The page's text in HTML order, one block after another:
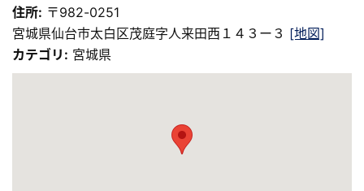
住所: 〒982-0251
宮城県仙台市太白区茂庭字人来田西１４３ー３ [地図]
カテゴリ: 宮城県